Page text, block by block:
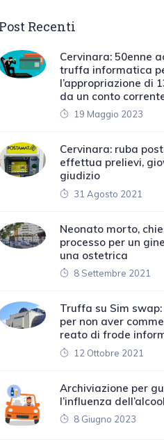
Post Recenti
Cervinara: 50enne
truffa informatica
l’appropriazione di
da un conto
19 Maggio 2023
Cervinara: ruba
effettua prelievi,
giudizio
31 Agosto 2021
Neonato morto,
processo per un
una ostetrica
8 Settembre 2021
Truffa su Sim
per non aver
reato di frode
12 Ottobre 2021
Archiviazione per
l’influenza dell’alcool
8 Giugno 2023